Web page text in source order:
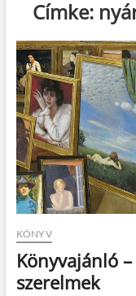
Címke:
KÖNYV
Könyvajánló
szerelmek